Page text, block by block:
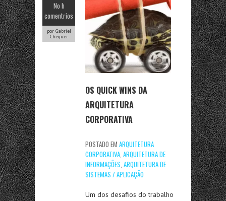
No h
comentrios
por Gabriel
Chequer
OS QUICK WINS DA
ARQUITETURA
CORPORATIVA
POSTADO EM ARQUITETURA
CORPORATIVA, ARQUITETURA DE
INFORMAÇÕES, ARQUITETURA DE
SISTEMAS / APLICAÇÃO
Um dos desafios do trabalho